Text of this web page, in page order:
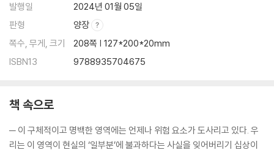
발행일
2024년 01월 05일
판형
양장
쪽수, 무게, 크기
208쪽 | 127*200*20mm
ISBN13
9788935704675
책 속으로
─ 이 구체적이고 명백한 영역에는 언제나 위험 요소가 도사리고 있다. 우
리는 이 영역이 현실의 ‘일부분’에 불과하다는 사실을 잊어버리기 십상이